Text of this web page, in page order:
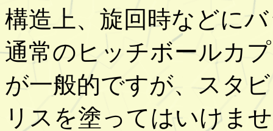
構造上、旋回時などに
通常のヒッチボールカ
が一般的ですが、スタ
リスを塗ってはいけま